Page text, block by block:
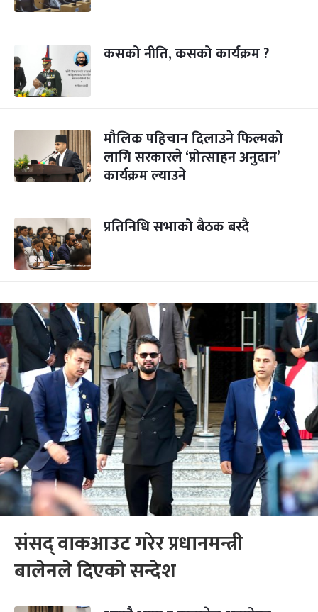
कसको नीति, कसको कार्यक्रम ?
मौलिक पहिचान दिलाउने फिल्मको
लागि सरकारले ‘प्रोत्साहन अनुदान’
कार्यक्रम ल्याउने
प्रतिनिधि सभाको बैठक बस्दै
संसद् वाकआउट गरेर प्रधानमन्त्री
बालेनले दिएको सन्देश